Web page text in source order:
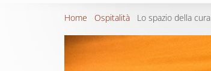
Home Ospitalità Lo spazio della cura